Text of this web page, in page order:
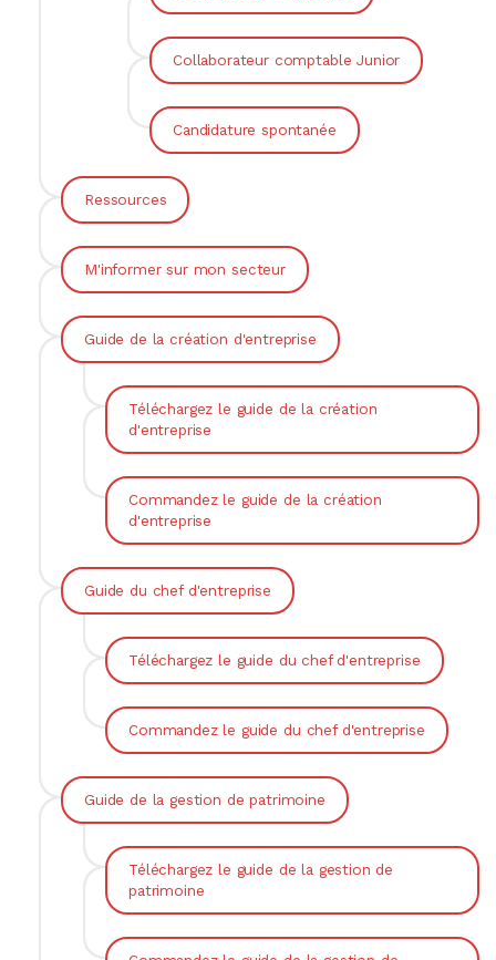
Collaborateur comptable Junior
Candidature spontanée
Ressources
M'informer sur mon secteur
Guide de la création d'entreprise
Téléchargez le guide de la création
d'entreprise
Commandez le guide de la création
d'entreprise
Guide du chef d'entreprise
Téléchargez le guide du chef d'entreprise
Commandez le guide du chef d'entreprise
Guide de la gestion de patrimoine
Téléchargez le guide de la gestion de
patrimoine